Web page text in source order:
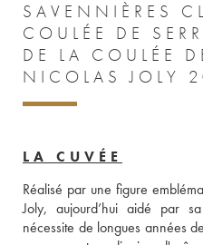
SAVENNIÈRES
COULÉE DE
DE LA COULÉE
NICOLAS JOLY
LA CUVÉE
Réalisé par une figure
Joly, aujourd’hui aidé par
nécessite de longues années